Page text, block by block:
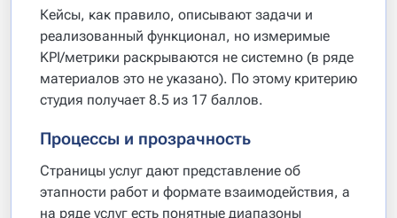
Кейсы, как правило, описывают задачи и
реализованный функционал, но измеримые
KPI/метрики раскрываются не системно (в ряде
материалов это не указано). По этому критерию
студия получает 8.5 из 17 баллов.
Процессы и прозрачность
Страницы услуг дают представление об
этапности работ и формате взаимодействия, а
на ряде услуг есть понятные диапазоны